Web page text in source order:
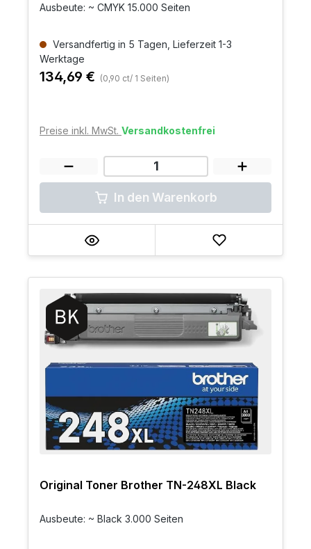
Ausbeute: ~ CMYK 15.000 Seiten
Versandfertig in 5 Tagen, Lieferzeit 1-3
Werktage
134,69 € (0,90 ct/ 1 Seiten)
Preise inkl. MwSt. Versandkostenfrei
In den Warenkorb
Original Toner Brother TN-248XL Black
Ausbeute: ~ Black 3.000 Seiten